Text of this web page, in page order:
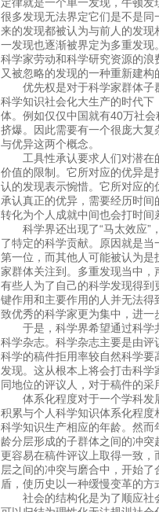
很多发现无法界定它们是不是
来的发现都被认为与前人的发
一发现也逐渐被界定为多重发
科学家劳动和科学研究资源的
又被忽略的发现的一种重新建
优先权是对于科学家群体子
科学知识社会化大生产的时代
体。例如仅仅中国就有40万社
挤爆。因此需要有一个很庞大
与优异这两个概念。
工具性承认要求人们对潜在
价值的限制。它所对应的优异
认的发现表示惋惜。它所对应
承认真正的优异，需要经历时
转化为个人成就中间也会打时
科学界还出现了“马太效应”
了特定的科学贡献。原因就是
第一位，而其他人可能被认为
家群体关注到。多重发现当中
有些人为了自己的科学发现得
键作用和主要作用的人并无法
致优秀的科学家更为集中，进
于是，科学界希望通过科学
科学杂志。科学杂志主要是由
科学的稿件拒用率较自然科学
发现。这从根本上将会打击科
同地位的评议人，对于稿件的
体系化程度对于一个学科发
积累与个人科学知识体系化程
科学知识生产相应的年龄。然
龄分层形成的子群体之间的冲
更容易在稿件评议上取得一致
层之间的冲突与磨合中，开始
盾，使历史以一种缓慢变革的方
社会的结构化是为了顺应社